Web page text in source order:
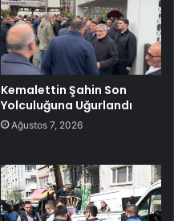
Kemalettin Şahin Son
Yolculuğuna Uğurlandı
Ağustos 7, 2026